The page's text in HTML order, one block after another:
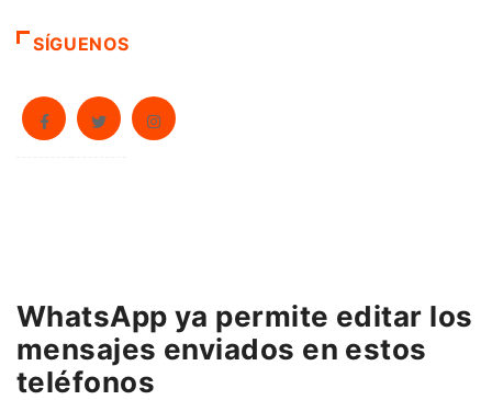
SÍGUENOS
WhatsApp ya permite editar los
mensajes enviados en estos
teléfonos